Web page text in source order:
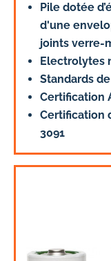
Pile dotée
d'une
joints verre-
Electrolytes
Standards
Certification
Certification
3091